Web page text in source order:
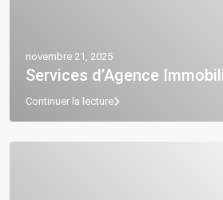
novembre 21, 2025
Services d’Agence
Continuer la lecture